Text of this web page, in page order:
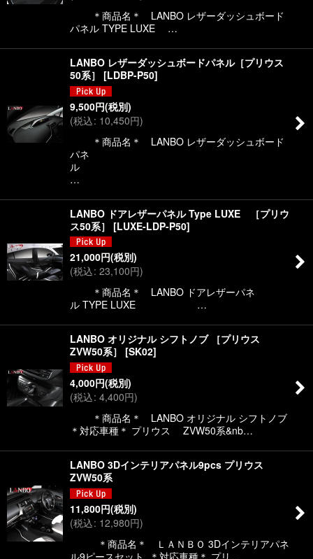
＊商品名＊ LANBO レザーダッシュボード
パネル TYPE LUXE …
LANBO レザーダッシュボードパネル［プリウス
50系］
[LDBP-P50]
9,500円(税別)
(税込: 10,450円)
＊商品名＊ LANBO レザーダッシュボード
パネ
ル
…
LANBO ドアレザーパネル Type LUXE ［プリウ
ス50系］
[LUXE-LDP-P50]
21,000円(税別)
(税込: 23,100円)
＊商品名＊ LANBO ドアレザーパネ
ル TYPE LUXE …
LANBO オリジナル シフトノブ ［プリウス
ZVW50系］
[SK02]
4,000円(税別)
(税込: 4,400円)
＊商品名＊ LANBO オリジナル シフトノブ
＊対応車種＊ プリウス ZVW50系&nb…
LANBO 3Dインテリアパネル9pcs プリウス
ZVW50系
11,800円(税別)
(税込: 12,980円)
＊商品名＊ ＬＡＮＢＯ 3Dインテリアパネ
ル9ピースセット ＊対応車種＊ プリ…